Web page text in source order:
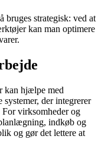
bruges strategisk: ved at
kan man optimere
kan hjælpe med
der integrerer
virksomheder og
indkøb og
og gør det lettere at